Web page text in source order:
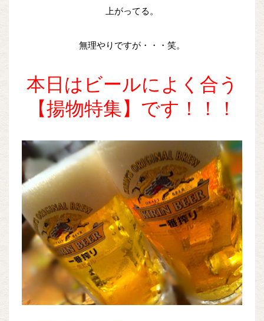
上がってる。
無理やりですが・・・笑。
本日はビールによく合う
【揚物特集】です！！！